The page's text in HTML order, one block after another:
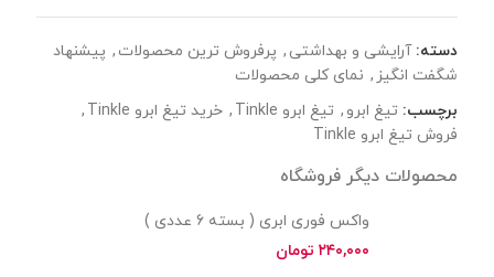
دسته: آرایشی و بهداشتی , پرفروش ترین محصولات , پیشنهاد
شگفت انگیز , نمای کلی محصولات
برچسب: تیغ ابرو , تیغ ابرو Tinkle , خرید تیغ ابرو Tinkle
,
فروش تیغ ابرو Tinkle
محصولات دیگر فروشگاه
واکس فوری ابری ( بسته 6 عددی )
تومان